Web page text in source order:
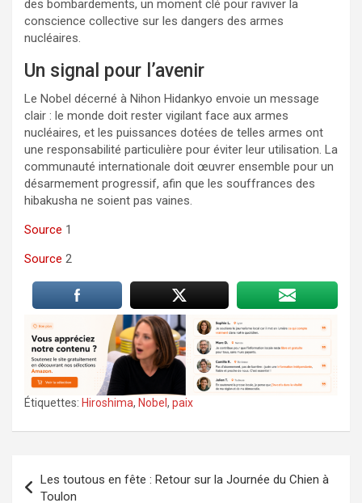
des bombardements, un moment clé pour raviver la
conscience collective sur les dangers des armes
nucléaires.
Un signal pour l’avenir
Le Nobel décerné à Nihon Hidankyo envoie un message
clair : le monde doit rester vigilant face aux armes
nucléaires, et les puissances dotées de telles armes ont
une responsabilité particulière pour éviter leur utilisation. La
communauté internationale doit œuvrer ensemble pour un
désarmement progressif, afin que les souffrances des
hibakusha ne soient pas vaines.
Source 1
Source 2
Étiquettes: Hiroshima, Nobel , paix
de
Les toutous en fête : Retour sur la Journée du Chien à
Toulon